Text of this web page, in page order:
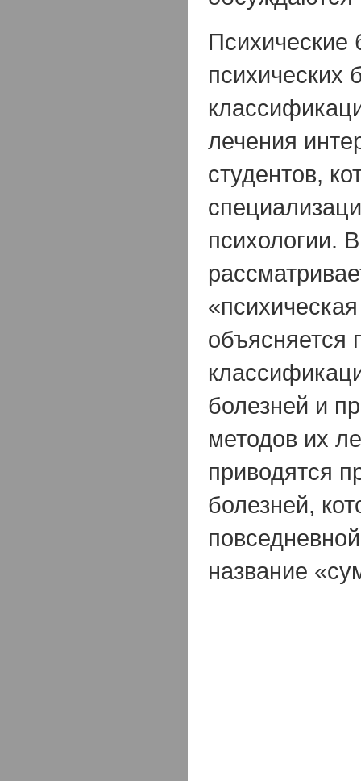
Психические
психических
лечения
студентов,
психологии.
объясняется
болезней и
методов их
приводятся
болезней,
название